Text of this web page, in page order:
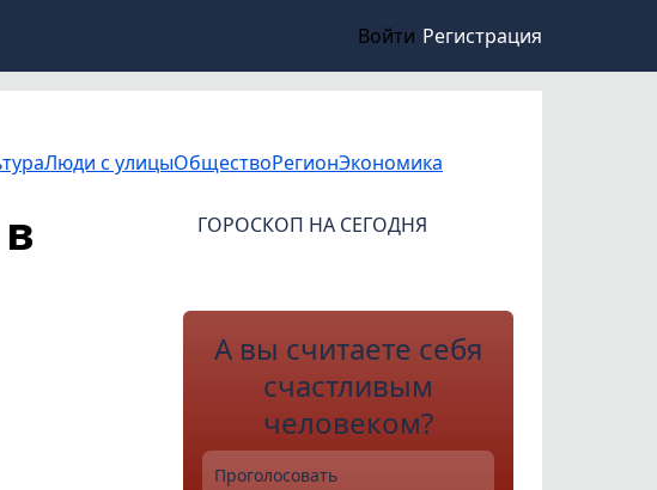
Войти Регистрация
Люди с улицыОбществоРегионЭкономика
ГОРОСКОП НА СЕГОДНЯ
А вы считаете себя
счастливым
человеком?
Проголосовать